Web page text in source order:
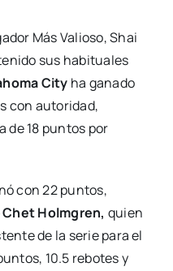
Más Valioso, Shai
sus habituales
City ha ganado
con autoridad,
de 18 puntos por
con 22 puntos,
Chet Holmgren, quien
de la serie para el
10.5 rebotes y